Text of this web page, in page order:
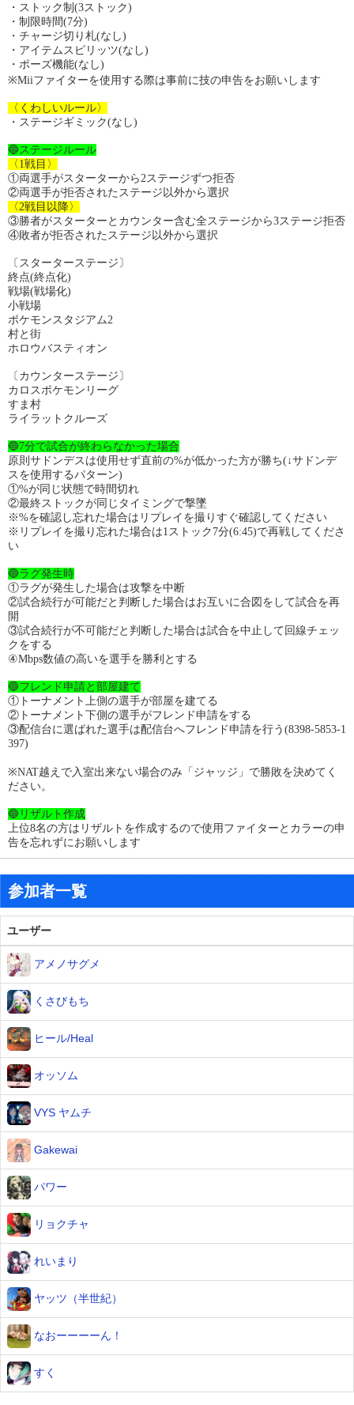
・ストック制(3ストック)
・制限時間(7分)
・チャージ切り札(なし)
・アイテムスピリッツ(なし)
・ポーズ機能(なし)
※Miiファイターを使用する際は事前に技の申告をお願いします
〈くわしいルール〉
・ステージギミック(なし)
🔵ステージルール
〈1戦目〉
①両選手がスターターから2ステージずつ拒否
②両選手が拒否されたステージ以外から選択
〈2戦目以降〉
③勝者がスターターとカウンター含む全ステージから3ステージ拒否
④敗者が拒否されたステージ以外から選択
〔スターターステージ〕
終点(終点化)
戦場(戦場化)
小戦場
ポケモンスタジアム2
村と街
ホロウバスティオン
〔カウンターステージ〕
カロスポケモンリーグ
すま村
ライラットクルーズ
🔵7分で試合が終わらなかった場合
原則サドンデスは使用せず直前の%が低かった方が勝ち(↓サドンデ
スを使用するパターン)
①%が同じ状態で時間切れ
②最終ストックが同じタイミングで撃墜
※%を確認し忘れた場合はリプレイを撮りすぐ確認してください
※リプレイを撮り忘れた場合は1ストック7分(6:45)で再戦してくださ
い
🔵ラグ発生時
①ラグが発生した場合は攻撃を中断
②試合続行が可能だと判断した場合はお互いに合図をして試合を再
開
③試合続行が不可能だと判断した場合は試合を中止して回線チェッ
クをする
④Mbps数値の高いを選手を勝利とする
🔵フレンド申請と部屋建て
①トーナメント上側の選手が部屋を建てる
②トーナメント下側の選手がフレンド申請をする
③配信台に選ばれた選手は配信台へフレンド申請を行う(8398-5853-1
397)
※NAT越えで入室出来ない場合のみ「ジャッジ」で勝敗を決めてく
ださい。
🔵リザルト作成
上位8名の方はリザルトを作成するので使用ファイターとカラーの申
告を忘れずにお願いします
参加者一覧
ユーザー
アメノサグメ
くさびもち
ヒール/Heal
オッソム
VYS ヤムチ
Gakewai
パワー
リョクチャ
れいまり
ヤッツ（半世紀）
なおーーーーん！
すく